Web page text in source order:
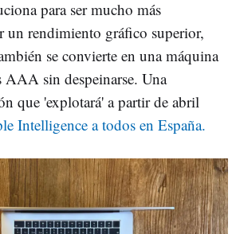
para ser mucho más
un rendimiento gráfico superior,
se convierte en una máquina
AAA sin despeinarse. Una
que 'explotará' a partir de abril
Intelligence a todos en España.